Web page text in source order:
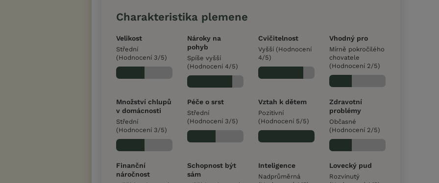
Charakteristika plemene
Velikost
Střední
(Hodnocení 3/5)
Nároky na
pohyb
Spíše vyšší
(Hodnocení 4/5)
Cvičitelnost
Vyšší (Hodnocení
4/5)
Vhodný pro
Mírně pokročilého
chovatele
(Hodnocení 2/5)
Množství chlupů
v domácnosti
Střední
(Hodnocení 3/5)
Péče o srst
Střední
(Hodnocení 3/5)
Vztah k dětem
Pozitivní
(Hodnocení 5/5)
Zdravotní
problémy
Občasné
(Hodnocení 2/5)
Finanční
náročnost
Schopnost být
sám
Inteligence
Nadprůměrná
Lovecký pud
Rozvinutý